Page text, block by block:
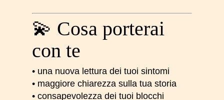
💫 Cosa porterai
con te
• una nuova lettura dei tuoi sintomi
• maggiore chiarezza sulla tua storia
• consapevolezza dei tuoi blocchi